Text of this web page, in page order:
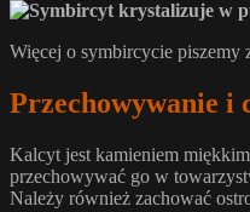
Więcej o symbircycie piszemy
Przechowywanie i
Kalcyt jest kamieniem
przechowywać go w
Należy również zachować